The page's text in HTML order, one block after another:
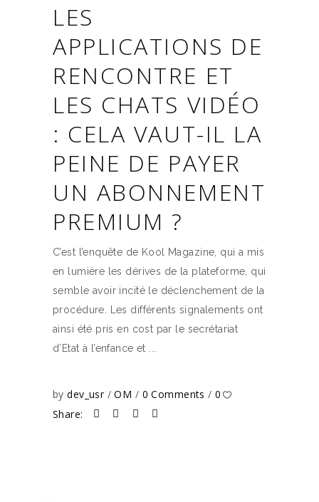
LES
APPLICATIONS DE
RENCONTRE ET
LES CHATS VIDÉO
: CELA VAUT-IL LA
PEINE DE PAYER
UN ABONNEMENT
PREMIUM ?
C’est l’enquête de Kool Magazine, qui a mis
en lumière les dérives de la plateforme, qui
semble avoir incité le déclenchement de la
procédure. Les différents signalements ont
ainsi été pris en cost par le secrétariat
d’Etat à l’enfance et
bydev_usr OM 0 Comments 0
Share: